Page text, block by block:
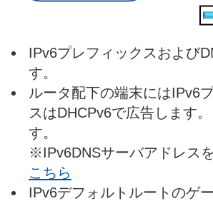
IPv6プレフィックスおよび
す。
ルータ配下の端末にはIPv6
スはDHCPv6で広告します
す。
※IPv6DNSサーバアドレス
こちら
IPv6デフォルトルートのゲ